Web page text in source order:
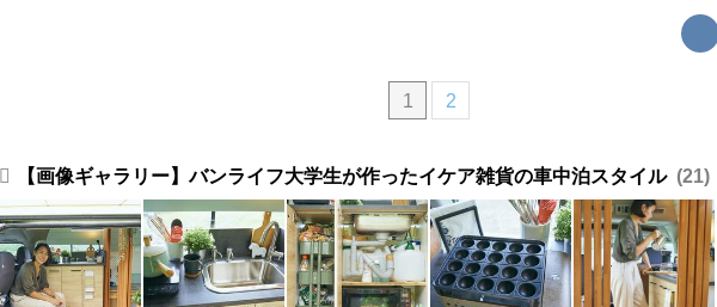
1 2
【画像ギャラリー】バンライフ大学生が作ったイケア雑貨の車中泊スタイル 21